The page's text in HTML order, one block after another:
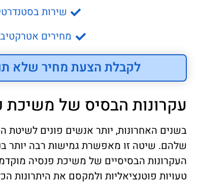
שירות
מחירים
לקבלת הצעת מחיר שלא
עקרונות הבסיס של משיכת
שלהם. שיטה זו מאפשרת גמישות רבה יותר
העקרונות הבסיסיים של משיכת פנסיה
טעויות פוטנציאליות ולמקסם את היתרונות